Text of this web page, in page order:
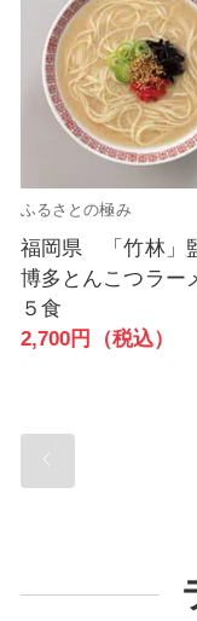
ふるさとの極み
福岡県 「竹林」
博多とんこつラ
５食
2,700円（税込）